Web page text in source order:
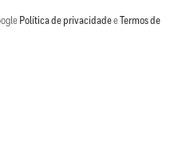
Política de privacidadee Termos de